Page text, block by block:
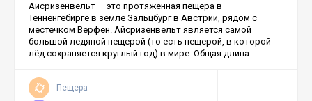
Айсризенвельт — это протяжённая пещера в
Тенненгебирге в земле Зальцбург в Австрии, рядом с
местечком Верфен. Айсризенвельт является самой
большой ледяной пещерой (то есть пещерой, в которой
лёд сохраняется круглый год) в мире. Общая длина ...
Пещера